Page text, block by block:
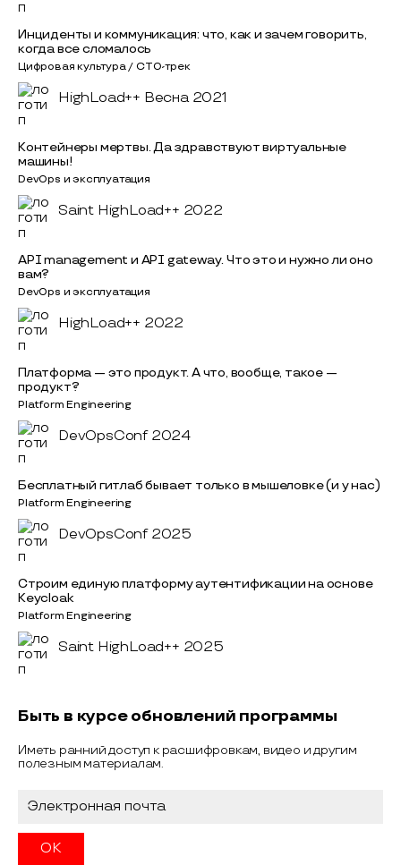
Инциденты и коммуникация: что, как и зачем говорить,
когда все сломалось
Цифровая культура / CTO-трек
HighLoad++ Весна 2021
Контейнеры мертвы. Да здравствуют виртуальные
машины!
DevOps и эксплуатация
Saint HighLoad++ 2022
API management и API gateway. Что это и нужно ли оно
вам?
DevOps и эксплуатация
HighLoad++ 2022
Платформа — это продукт. А что, вообще, такое —
продукт?
Platform Engineering
DevOpsConf 2024
Бесплатный гитлаб бывает только в мышеловке (и у нас)
Platform Engineering
DevOpsConf 2025
Строим единую платформу аутентификации на основе
Keycloak
Platform Engineering
Saint HighLoad++ 2025
Быть в курсе обновлений программы
Иметь ранний доступ к расшифровкам, видео и другим
полезным материалам.